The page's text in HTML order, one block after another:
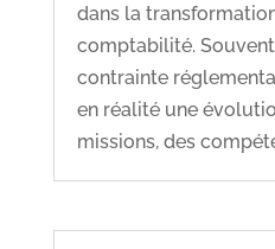
dans la
comptabilité.
contrainte
en réalité une
missions, des